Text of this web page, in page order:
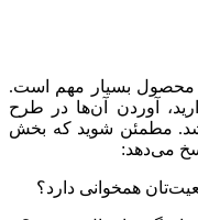
محصول بسیار مهم است.
آوردن آن‌ها در طرح
مطمئن شوید که بخش
می‌دهد:
همخوانی دارد؟